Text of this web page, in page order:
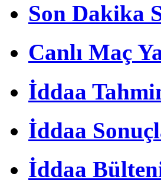
Son Dakika
Canlı Maç
İddaa
İddaa
İddaa